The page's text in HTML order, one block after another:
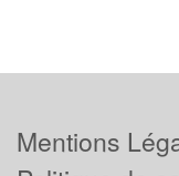
Mentions